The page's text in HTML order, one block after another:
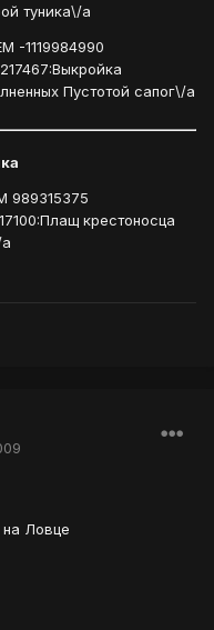
туника\/a
-1119984990
Пустотой сапог\/a
989315375
крестоносца
Ловце